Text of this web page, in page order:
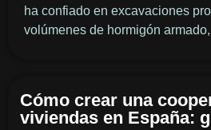
ha confiado en excavaciones
volúmenes de hormigón
Cómo crear una
viviendas en España: